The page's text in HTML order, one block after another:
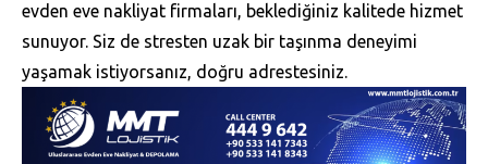
evden eve nakliyat firmaları, beklediğiniz kalitede hizmet
sunuyor. Siz de stresten uzak bir taşınma deneyimi
yaşamak istiyorsanız, doğru adrestesiniz.